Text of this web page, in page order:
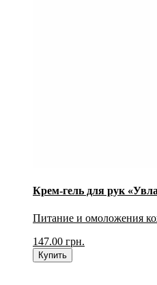
Крем-гель для рук
Питание и омоложения
147.00 грн.
Купить